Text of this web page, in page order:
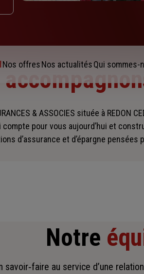
Nos offresNos actualitésQui sommes-
& ASSOCIES située à REDON
compte pour vous aujourd’hui et
d’assurance et d’épargne pensées
Notre
savoir‑faire au service d’une